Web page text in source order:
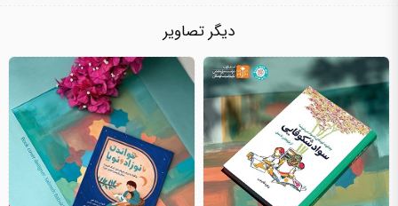
دیگر تصاویر